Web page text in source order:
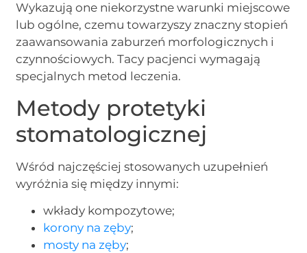
Wykazują one niekorzystne warunki miejscowe
lub ogólne, czemu towarzyszy znaczny stopień
zaawansowania zaburzeń morfologicznych i
czynnościowych. Tacy pacjenci wymagają
specjalnych metod leczenia.
Metody protetyki
stomatologicznej
Wśród najczęściej stosowanych uzupełnień
wyróżnia się między innymi:
wkłady kompozytowe;
korony na zęby;
mosty na zęby;